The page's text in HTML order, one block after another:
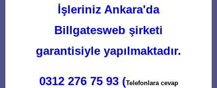
İşleriniz Ankara'da
Billgatesweb şirketi
garantisiyle yapılmaktadır.
0312 276 75 93 (Telefonlara cevap